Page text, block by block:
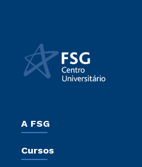
A FSG
Sala de Imprensa
Cursos